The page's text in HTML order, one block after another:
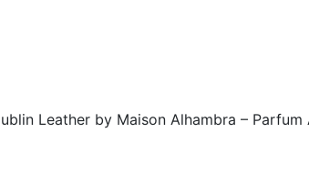
Leather by Maison Alhambra –